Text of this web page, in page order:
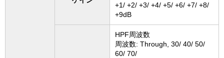
+1/ +2/ +3/ +4/ +5/ +6/ +7/ +8/
+9dB
HPF周波数
周波数: Through, 30/ 40/ 50/
60/ 70/